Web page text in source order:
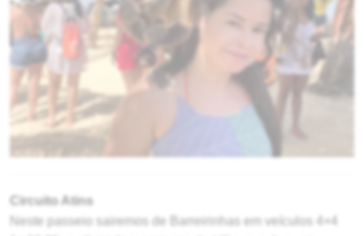
Circuito Atins
Neste passeio sairemos de Barreirinhas em veículos 4×4